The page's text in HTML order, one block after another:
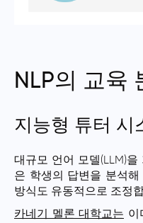
NLP의 교육
지능형 튜터 시
대규모 언어 모델(LLM)
은 학생의 답변을 분석
방식도 유동적으로 조정
카네기 멜론 대학교는 이